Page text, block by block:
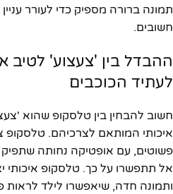
תמונה ברורה מספיק כדי לעורר
חשובים.
ההבדל בין 'צעצוע' לטיב
לעתיד הכוכבים
חשוב להבחין בין טלסקופ שהוא
איכותי המותאם לצרכיהם. טלסקופ
פשוטים, עם אופטיקה נחותה
אל תתפשרו על כך. טלסקופ איכותי
ותמונה חדה, שיאפשרו לילד לראות